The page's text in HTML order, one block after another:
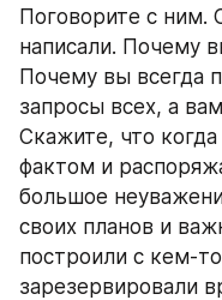
Поговорите с ним.
написали. Почему
Почему вы всегда
запросы всех, а
Скажите, что
фактом и
большое
своих планов и
построили с кем-
зарезервировали